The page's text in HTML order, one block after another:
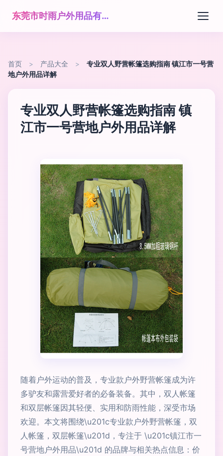
东莞市时雨户外用品有限公司
首页 > 产品大全 >
专业双人野营帐篷选购指南 镇江市一号营
地户外用品详解
专业双人野营帐篷选购指南 镇
江市一号营地户外用品详解
随着户外运动的普及，专业款户外野营帐篷成为许
多驴友和露营爱好者的必备装备。其中，双人帐篷
和双层帐篷因其轻便、实用和防雨性能，深受市场
欢迎。本文将围绕\u201c专业款户外野营帐篷，双
人帐篷，双层帐篷\u201d，专注于 \u201c镇江市一
号营地户外用品\u201d 的品牌与相关热点信息：价